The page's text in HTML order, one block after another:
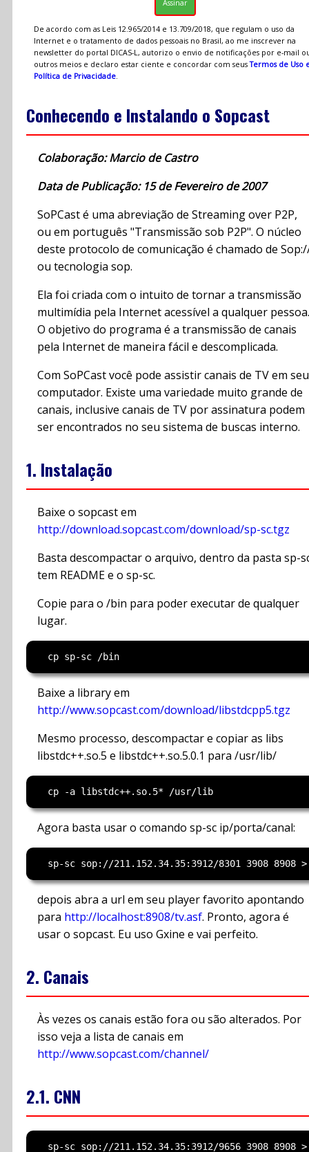
De acordo com as Leis 12.965/2014 e 13.709/2018, que regulam o uso da
Internet e o tratamento de dados pessoais no Brasil, ao me inscrever na
newsletter do portal DICAS-L, autorizo o envio de notificações por e-mail
outros meios e declaro estar ciente e concordar com seusTermos de Uso
Política de Privacidade.
Conhecendo e Instalando o Sopcast
Colaboração: Marcio de Castro
Data de Publicação: 15 de Fevereiro de 2007
SoPCast é uma abreviação de Streaming over P2P,
ou em português "Transmissão sob P2P". O núcleo
deste protocolo de comunicação é chamado de
ou tecnologia sop.
Ela foi criada com o intuito de tornar a transmissão
multimídia pela Internet acessível a qualquer pessoa.
O objetivo do programa é a transmissão de canais
pela Internet de maneira fácil e descomplicada.
Com SoPCast você pode assistir canais de TV em seu
computador. Existe uma variedade muito grande de
canais, inclusive canais de TV por assinatura podem
ser encontrados no seu sistema de buscas interno.
1. Instalação
Baixe o sopcast em
http://download.sopcast.com/download/sp-sc.tgz
Basta descompactar o arquivo, dentro da pasta sp-
tem README e o sp-sc.
Copie para o /bin para poder executar de qualquer
lugar.
Baixe a library em
http://www.sopcast.com/download/libstdcpp5.tgz
Mesmo processo, descompactar e copiar as libs
libstdc++.so.5 e libstdc++.so.5.0.1 para /usr/lib/
Agora basta usar o comando sp-sc ip/porta/canal:
depois abra a url em seu player favorito apontando
para http://localhost:8908/tv.asf. Pronto, agora é
usar o sopcast. Eu uso Gxine e vai perfeito.
2. Canais
Às vezes os canais estão fora ou são alterados. Por
isso veja a lista de canais em
http://www.sopcast.com/channel/
2.1. CNN